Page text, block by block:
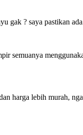
gak ? saya pastikan
semuanya
harga lebih murah,